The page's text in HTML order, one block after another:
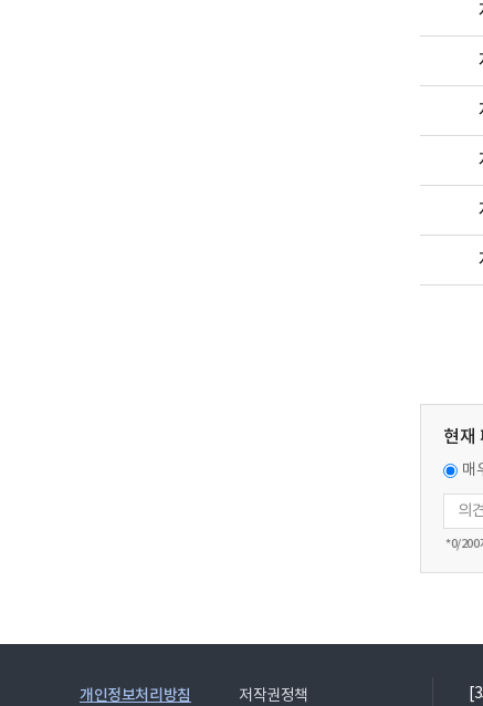
현재
매
*0/200
개인정보처리방침 저작권정책